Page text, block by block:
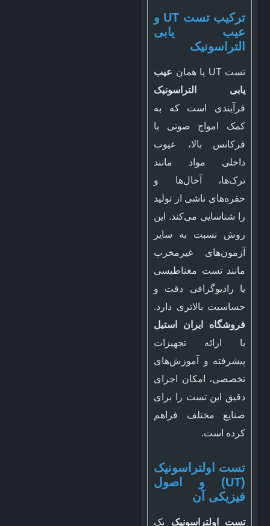
ترکیب تست UT و
عیب یابی
التراسونیک
تست UT یا همان
عیب
یابی التراسونیک
فرآیندی است که به
کمک امواج صوتی با
فرکانس بالا، عیوب
داخلی مواد مانند
ترک‌ها، آخال‌ها و
حفره‌های ناشی از تولید
را شناسایی می‌کند. این
روش نسبت به سایر
آزمون‌های غیرمخرب
مانند تست مغناطیسی
یا رادیوگرافی دقت و
حساسیت بالاتری دارد.
فروشگاه ایران استیل
با ارائه تجهیزات
پیشرفته و آموزش‌های
تخصصی، امکان اجرای
دقیق این تست را برای
صنایع مختلف فراهم
کرده است.
تست اولتراسونیک
(UT) و اصول
فیزیکی آن
تست اولتراسونیک یک